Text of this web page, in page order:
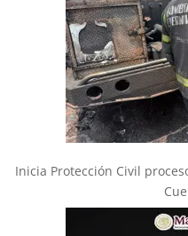
Inicia Protección Civil